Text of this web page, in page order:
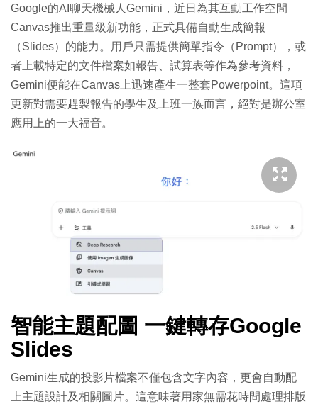
Google的AI聊天機械人Gemini，近日為其互動工作空間
Canvas推出重量級新功能，正式具備自動生成簡報
（Slides）的能力。用戶只需提供簡單指令（Prompt），或
者上載特定的文件檔案如報告、試算表等作為參考資料，
Gemini便能在Canvas上迅速產生一整套Powerpoint。這項
更新對需要趕製報告的學生及上班一族而言，絕對是辦公室
應用上的一大福音。
智能主題配圖 一鍵轉存Google
Slides
Gemini生成的投影片檔案不僅包含文字內容，更會自動配
上主題設計及相關圖片。這意味著用家無需花時間處理排版